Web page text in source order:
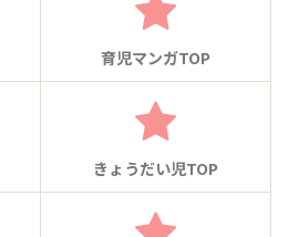
育児マンガTOP
きょうだい児TOP